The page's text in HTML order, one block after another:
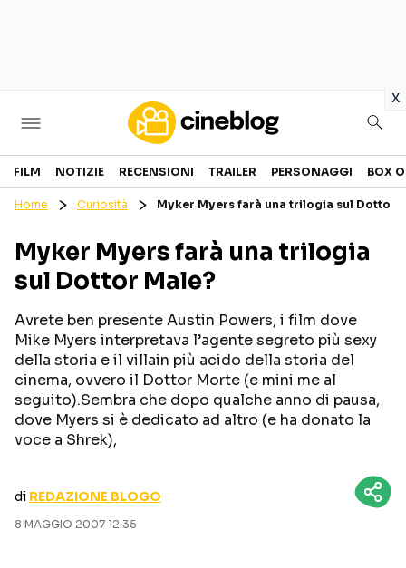
x
Cinema
GENERI
PERSONAGGI
CANALI STREAMING
Categorie
NOTIZIE
CURIOSITÀ
RECENSIONI
TRAILER
BOX OFFICE
FILM NOTIZIE RECENSIONI TRAILER PERSONAGGI BOX
Home Curiosità Myker Myers farà una trilogia sul Dottor
Myker Myers farà una trilogia
sul Dottor Male?
Avrete ben presente Austin Powers, i film dove
Mike Myers interpretava l’agente segreto più sexy
della storia e il villain più acido della storia del
cinema, ovvero il Dottor Morte (e mini me al
seguito).Sembra che dopo qualche anno di pausa,
dove Myers si è dedicato ad altro (e ha donato la
voce a Shrek),
di REDAZIONE BLOGO
8 MAGGIO 2007 12:35